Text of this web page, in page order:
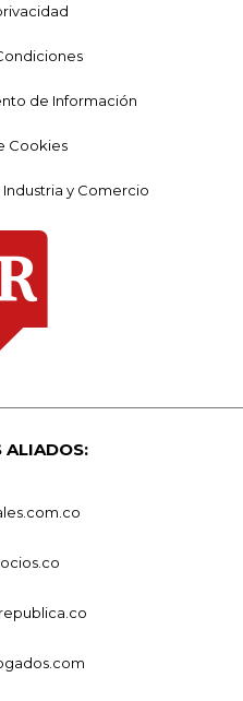
de Información
Cookies
y Comercio
ALIADOS: